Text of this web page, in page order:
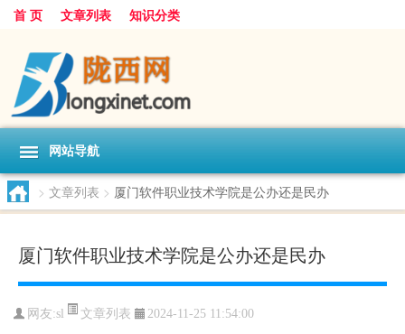
首 页 文章列表 知识分类
网站导航
> 文章列表 > 厦门软件职业技术学院是公办还是民办
厦门软件职业技术学院是公办还是民办
网友:sl 文章列表 2024-11-25 11:54:00